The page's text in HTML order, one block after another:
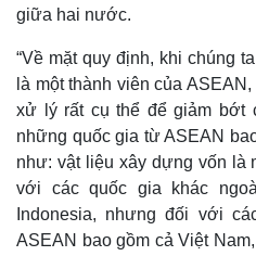
Kinh tế
Bất động sản
Khởi nghiệp
giữa hai nước.
“Về mặt quy định, khi chúng
là một thành viên của
xử lý rất cụ thể để giảm bớt
những quốc gia từ ASEAN
như: vật liệu xây dựng vốn là
với các quốc gia khác
Indonesia, nhưng đối với
ASEAN bao gồm cả Việt